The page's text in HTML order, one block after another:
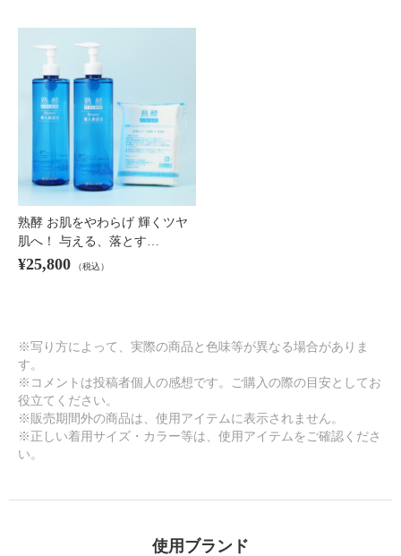
熟酵 お肌をやわらげ 輝くツヤ
肌へ！ 与える、落とす…
¥25,800 （税込）
※写り方によって、実際の商品と色味等が異なる場合がありま
す。
※コメントは投稿者個人の感想です。ご購入の際の目安としてお
役立てください。
※販売期間外の商品は、使用アイテムに表示されません。
※正しい着用サイズ・カラー等は、使用アイテムをご確認くださ
い。
使用ブランド